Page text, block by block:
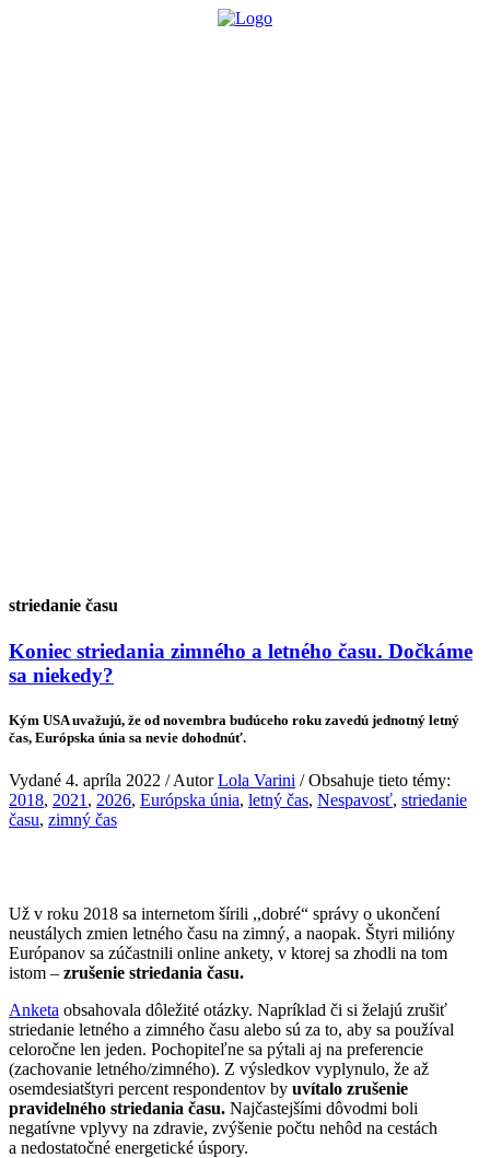
striedanie času
Koniec striedania zimného a letného času. Dočkáme
sa niekedy?
Kým USA uvažujú, že od novembra budúceho roku zavedú jednotný letný
čas, Európska únia sa nevie dohodnúť.
Vydané 4. apríla 2022 / AutorLola Varini / Obsahuje tieto témy:
2018, 2021 , 2026, Európska únia, letný čas, Nespavosť, striedanie
času, zimný čas
Už v roku 2018 sa internetom šírili ,,dobré“ správy o ukončení
neustálych zmien letného času na zimný, a naopak. Štyri milióny
Európanov sa zúčastnili online ankety, v ktorej sa zhodli na tom
istom – zrušenie striedania času.
Anketa obsahovala dôležité otázky. Napríklad či si želajú zrušiť
striedanie letného a zimného času alebo sú za to, aby sa používal
celoročne len jeden. Pochopiteľne sa pýtali aj na preferencie
(zachovanie letného/zimného). Z výsledkov vyplynulo, že až
osemdesiatštyri percent respondentov by uvítalo zrušenie
pravidelného striedania času. Najčastejšími dôvodmi boli
negatívne vplyvy na zdravie, zvýšenie počtu nehôd na cestách
a nedostatočné energetické úspory.